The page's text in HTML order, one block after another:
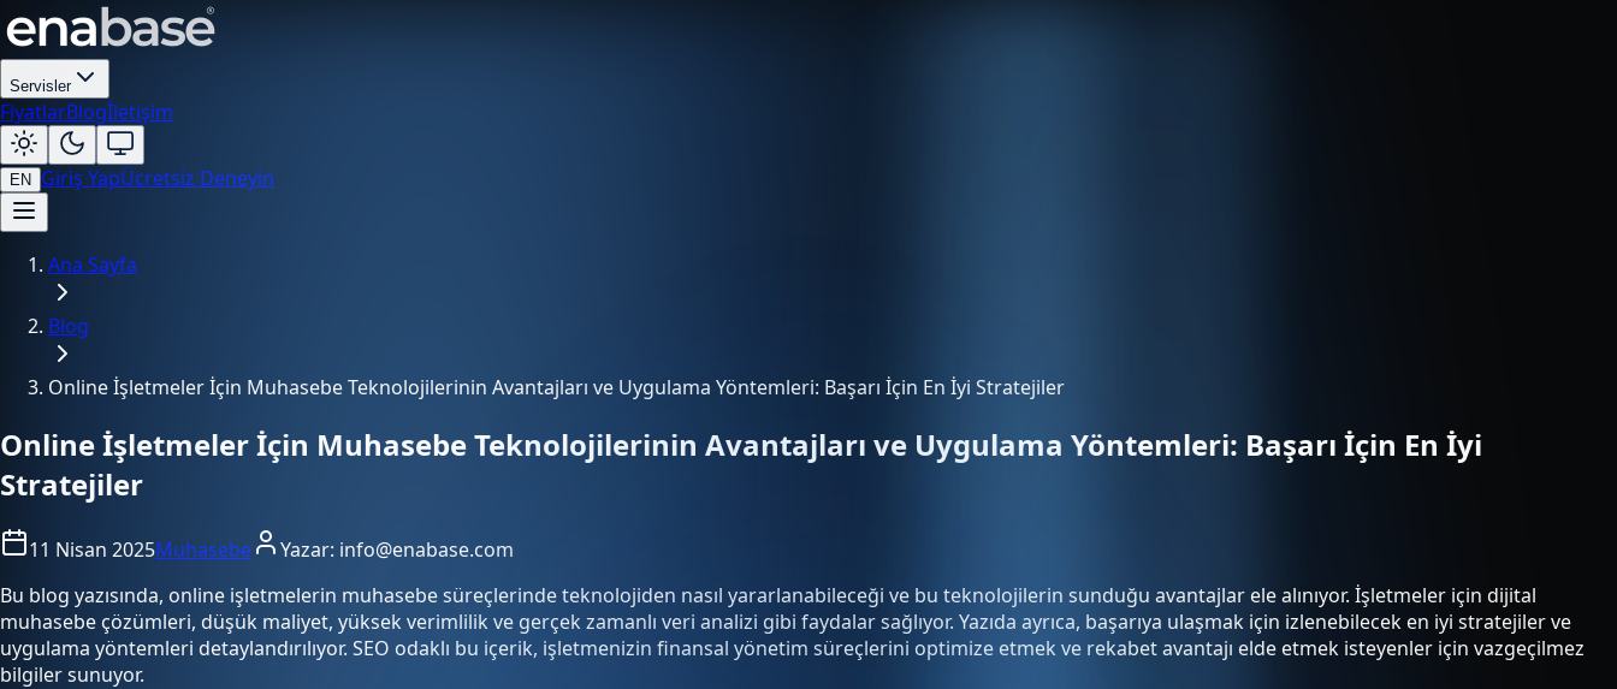
Servisler
FiyatlarBlogİletişim
EN Giriş YapÜcretsiz Deneyin
Ana Sayfa
Blog
Online İşletmeler İçin Muhasebe Teknolojilerinin Avantajları ve Uygulama Yöntemleri: Başarı İçin En İyi Stratejiler
Online İşletmeler İçin Muhasebe Teknolojilerinin Avantajları ve Uygulama Yöntemleri: Başarı İçin En İyi
Stratejiler
11 Nisan 2025Muhasebe Yazar: info@enabase.com
Bu blog yazısında, online işletmelerin muhasebe süreçlerinde teknolojiden nasıl yararlanabileceği ve bu teknolojilerin sunduğu avantajlar ele alınıyor. İşletmeler için dijital
muhasebe çözümleri, düşük maliyet, yüksek verimlilik ve gerçek zamanlı veri analizi gibi faydalar sağlıyor. Yazıda ayrıca, başarıya ulaşmak için izlenebilecek en iyi stratejiler ve
uygulama yöntemleri detaylandırılıyor. SEO odaklı bu içerik, işletmenizin finansal yönetim süreçlerini optimize etmek ve rekabet avantajı elde etmek isteyenler için vazgeçilmez
bilgiler sunuyor.